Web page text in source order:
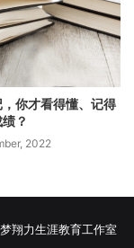
的学生才是优秀
庸置疑，然而计划
个别辅导，因此
，必须知道今天的
你才看得懂、记得
？
2022
梦翔力生涯教育工作室